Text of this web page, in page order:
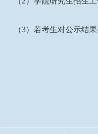
（3）若考生对公示结